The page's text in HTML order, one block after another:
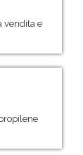
vendita e